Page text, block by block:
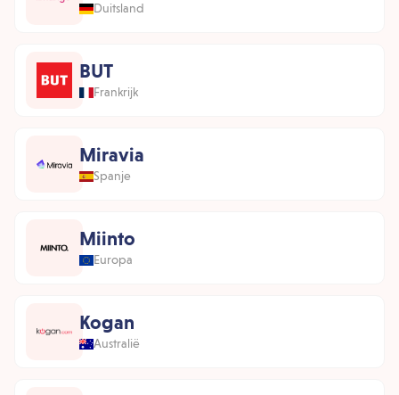
Duitsland
BUT
Frankrijk
Miravia
Spanje
Miinto
Europa
Kogan
Australië